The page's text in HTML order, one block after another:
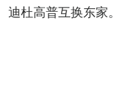
迪杜高普互换东家。